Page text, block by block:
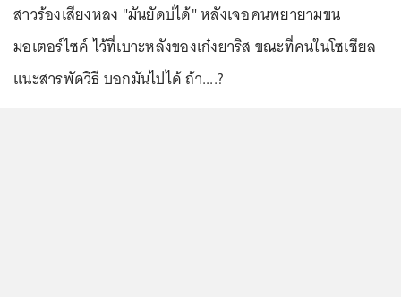
สาวร้องเสียงหลง "มันยัดบ่ได้" หลังเจอคนพยายามขน
มอเตอร์ไซค์ ไว้ที่เบาะหลังของเก๋งยาริส ขณะที่คนในโซเชียล
แนะสารพัดวิธี บอกมันไปได้ ถ้า....?